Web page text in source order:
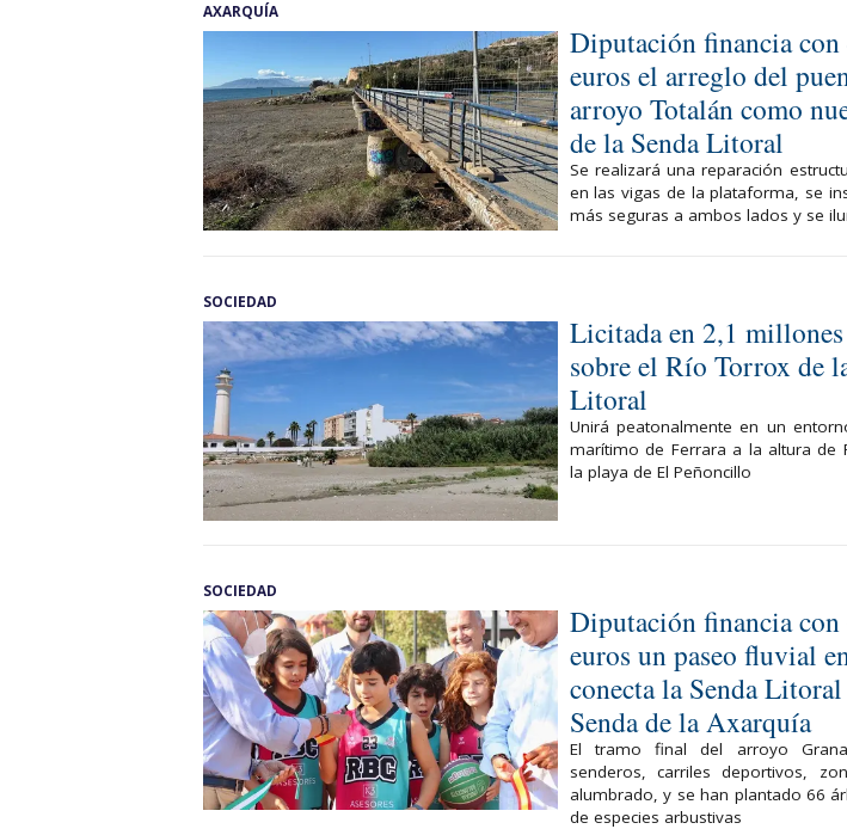
AXARQUÍA
Diputación financia con
euros el arreglo del
arroyo Totalán como
de la Senda Litoral
Se realizará una reparación
en las vigas de la plataforma, se
más seguras a ambos lados y se
SOCIEDAD
Licitada en 2,1 millones
sobre el Río Torrox de
Litoral
Unirá peatonalmente en un
marítimo de Ferrara a la altura de
la playa de El Peñoncillo
SOCIEDAD
Diputación financia con
euros un paseo fluvial
conecta la Senda
Senda de la Axarquía
El tramo final del arroyo
senderos, carriles deportivos,
alumbrado, y se han plantado 66
de especies arbustivas